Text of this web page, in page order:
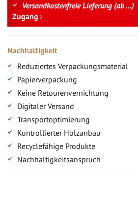
Versandkostenfreie Lieferung (ab ...)
Zugang
Nachhaltigkeit
Reduziertes Verpackungsmaterial
Papierverpackung
Keine Retourenvernichtung
Digitaler Versand
Transportoptimierung
Kontrollierter Holzanbau
Recyclefähige Produkte
Nachhaltigkeitsanspruch